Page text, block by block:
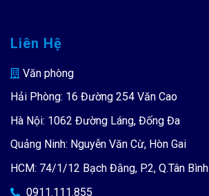
Liên Hệ
Văn phòng
Hải Phòng: 16 Đường 254 Văn Cao
Hà Nội: 1062 Đường Láng, Đống Đa
Quảng Ninh: Nguyễn Văn Cừ, Hòn Gai
HCM: 74/1/12 Bạch Đằng, P.2, Q.Tân Bình
0911.111.855